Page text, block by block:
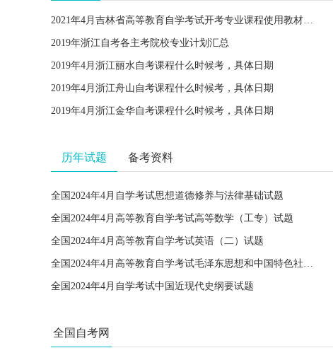
2021年4月吉林省高等教育自学考试开考专业课程使用教材目录
2019年浙江自考各主考院校专业计划汇总
2019年4月浙江丽水自考课程什么时候考，具体日期
2019年4月浙江舟山自考课程什么时候考，具体日期
2019年4月浙江金华自考课程什么时候考，具体日期
历年试题 备考资料
全国2024年4月自学考试思想道德修养与法律基础试题
全国2024年4月高等教育自学考试高等数学（工专）试题
全国2024年4月高等教育自学考试英语（二）试题
全国2024年4月高等教育自学考试毛泽东思想和中国特色社会主义理论体系概论试题
全国2024年4月自学考试中国近现代史纲要试题
全国自考网